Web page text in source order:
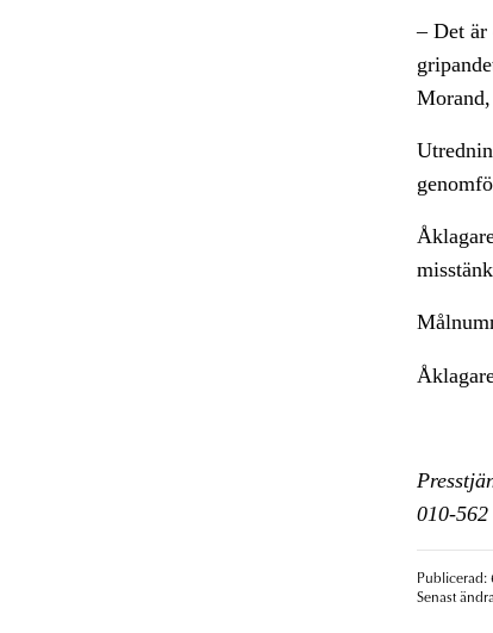
– Det är
010-
Senast